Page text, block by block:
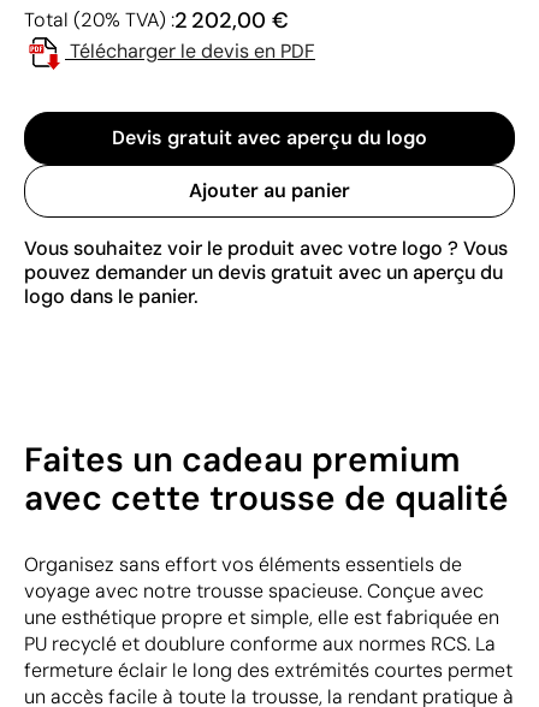
Total (20% TVA) :2 202,00 €
Télécharger le devis en PDF
Devis gratuit avec aperçu du logo
Ajouter au panier
Vous souhaitez voir le produit avec votre logo ? Vous
pouvez demander un devis gratuit avec un aperçu du
logo dans le panier.
Faites un cadeau premium
avec cette trousse de qualité
Organisez sans effort vos éléments essentiels de
voyage avec notre trousse spacieuse. Conçue avec
une esthétique propre et simple, elle est fabriquée en
PU recyclé et doublure conforme aux normes RCS. La
fermeture éclair le long des extrémités courtes permet
un accès facile à toute la trousse, la rendant pratique à